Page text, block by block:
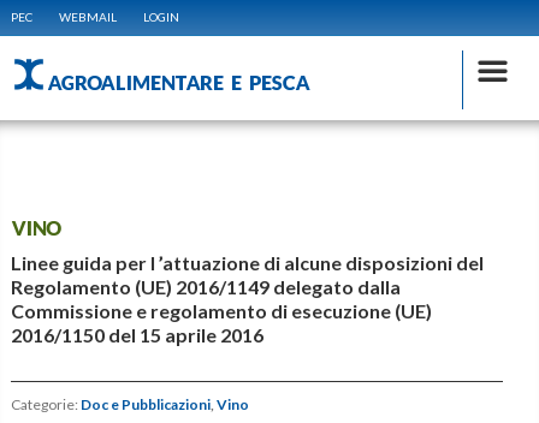
PEC WEBMAIL LOGIN
AGROALIMENTARE E PESCA
VINO
Linee guida per l ’attuazione di alcune disposizioni del
Regolamento (UE) 2016/1149 delegato dalla
Commissione e regolamento di esecuzione (UE)
2016/1150 del 15 aprile 2016
Categorie: Doc e Pubblicazioni, Vino